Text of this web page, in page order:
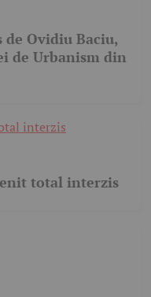
Ovidiu Baciu,
de Urbanism din
total interzis